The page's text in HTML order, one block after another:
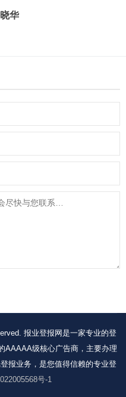
华
报业登报网是一家专业的登
AAAAA级核心广告商，主要办理
报业务，是您值得信赖的专业登
号-1